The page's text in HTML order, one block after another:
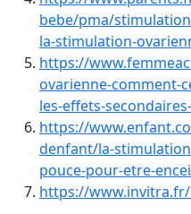
bebe/pma/
la-stimulation-
https://
ovarienne-comment-
les-effets-
https://
denfant/la-
pouce-pour-etre-
https://